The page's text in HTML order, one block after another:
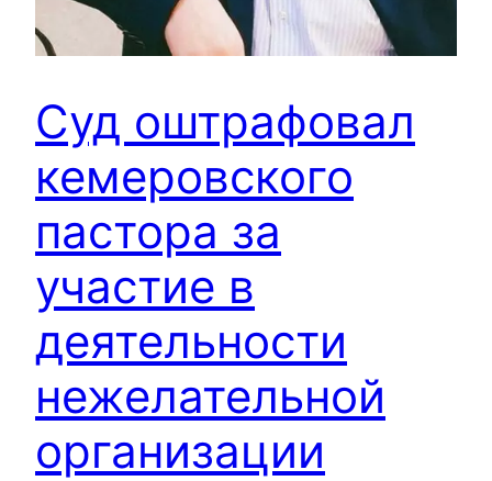
Суд оштрафовал
кемеровского
пастора за
участие в
деятельности
нежелательной
организации